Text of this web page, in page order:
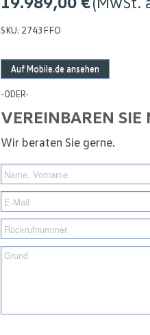
SKU: 2743FFO
Auf Mobile.de ansehen
-ODER-
VEREINBAREN SIE
Wir beraten Sie gerne.